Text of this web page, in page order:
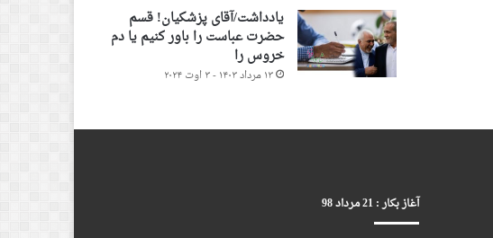
یادداشت/آقای پزشکیان! قسم
حضرت عباست را باور کنیم یا دم
خروس را
۱۳ مرداد ۱۴۰۳ - ۳ اوت ۲۰۲۴
آغاز بکار : 21 مرداد 98